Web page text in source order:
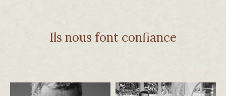
Ils nous font confiance